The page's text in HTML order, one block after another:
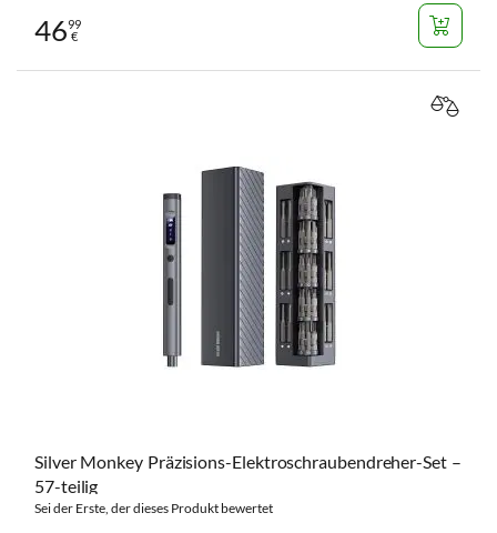
4699
€
Silver Monkey Präzisions-Elektroschraubendreher-Set –
57-teilig
Sei der Erste, der dieses Produkt bewertet